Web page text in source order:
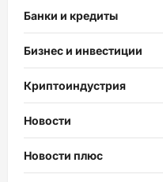
Банки и кредиты
Бизнес и инвестиции
Криптоиндустрия
Новости
Новости плюс